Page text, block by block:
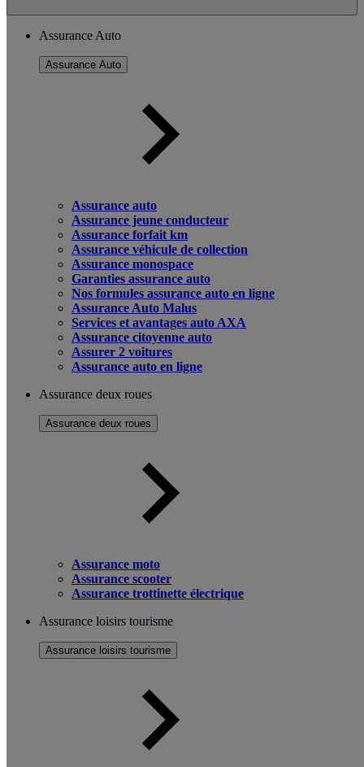
Assurance Auto
Assurance Auto
Assurance auto
Assurance jeune conducteur
Assurance forfait km
Assurance véhicule de collection
Assurance monospace
Garanties assurance auto
Nos formules assurance auto en ligne
Assurance Auto Malus
Services et avantages auto AXA
Assurance citoyenne auto
Assurer 2 voitures
Assurance auto en ligne
Assurance deux roues
Assurance deux roues
Assurance moto
Assurance scooter
Assurance trottinette électrique
Assurance loisirs tourisme
Assurance loisirs tourisme